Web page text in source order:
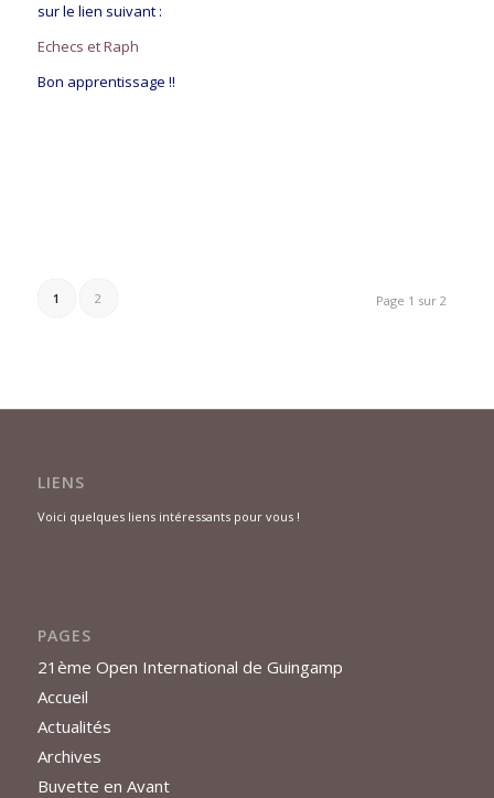
sur le lien suivant :
Echecs et Raph
Bon apprentissage !!
Page 1 sur 2
1 2
LIENS
Voici quelques liens intéressants pour vous !
PAGES
21ème Open International de Guingamp
Accueil
Actualités
Archives
Buvette en Avant